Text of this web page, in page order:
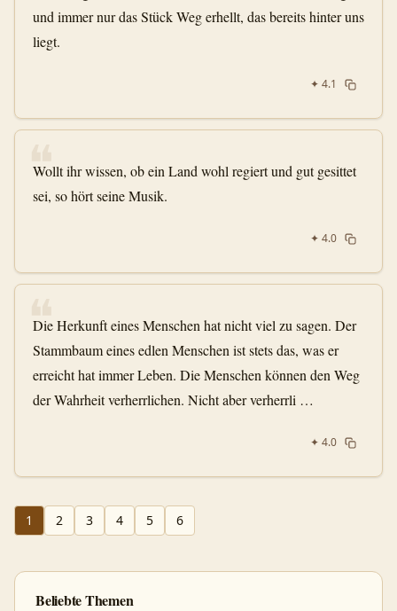
und immer nur das Stück Weg erhellt, das bereits hinter uns
liegt.
✦ 4.1
❝
Wollt ihr wissen, ob ein Land wohl regiert und gut gesittet
sei, so hört seine Musik.
✦ 4.0
❝
Die Herkunft eines Menschen hat nicht viel zu sagen. Der
Stammbaum eines edlen Menschen ist stets das, was er
erreicht hat immer Leben. Die Menschen können den Weg
der Wahrheit verherrlichen. Nicht aber verherrli …
✦ 4.0
1 2 3 4 5 6
Beliebte Themen